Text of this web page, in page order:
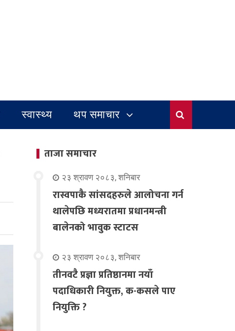
स्वास्थ्य थप समाचार
ताजा समाचार
२३ श्रावण २०८३, शनिबार
रास्वपाकै सांसदहरुले आलोचना गर्न
थालेपछि मध्यरातमा प्रधानमन्त्री
बालेनको भावुक स्टाटस
२३ श्रावण २०८३, शनिबार
तीनवटै प्रज्ञा प्रतिष्ठानमा नयाँ
पदाधिकारी नियुक्त, क-कसले पाए
नियुक्ति ?